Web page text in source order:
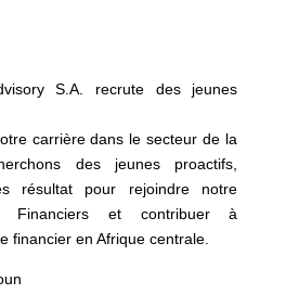
S.A. recrute des jeunes
carrière dans le secteur de la
des jeunes proactifs,
résultat pour rejoindre notre
Financiers et contribuer à
financier en Afrique centrale.